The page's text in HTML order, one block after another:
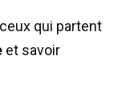
qui partent
et savoir